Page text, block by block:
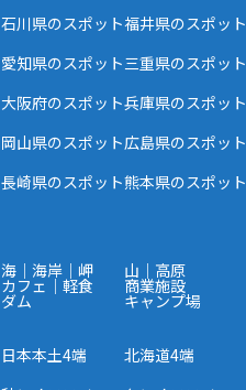
石川県のスポット福井県のスポット
愛知県のスポット三重県のスポット
大阪府のスポット兵庫県のスポット
岡山県のスポット広島県のスポット
長崎県のスポット熊本県のスポット
海｜海岸｜岬 山｜高原
カフェ｜軽食 商業施設
ダム キャンプ場
日本本土4端 北海道4端